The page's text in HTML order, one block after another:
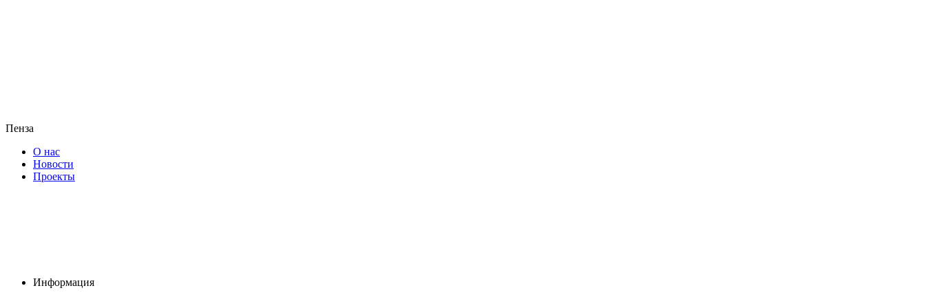
Пенза
О нас
Новости
Проекты
Информация